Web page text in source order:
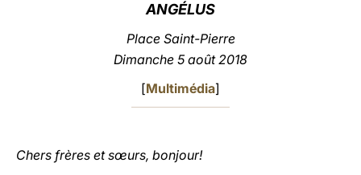
ANGÉLUS
Place Saint-Pierre
Dimanche 5 août 2018
[Multimédia]
Chers frères et sœurs, bonjour!